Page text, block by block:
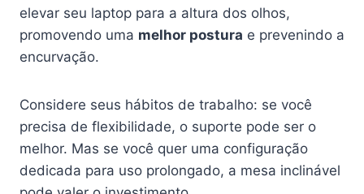
elevar seu laptop para a altura dos olhos,
promovendo uma melhor postura e prevenindo a
encurvação.
Considere seus hábitos de trabalho: se você
precisa de flexibilidade, o suporte pode ser o
melhor. Mas se você quer uma configuração
dedicada para uso prolongado, a mesa inclinável